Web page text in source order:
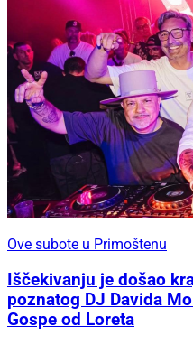
Ove subote u Primoštenu
Iščekivanju je došao
poznatog DJ Davida
Gospe od Loreta